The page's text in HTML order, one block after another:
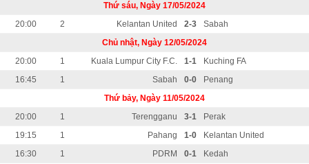
Thứ sáu, Ngày 17/05/2024
20:00
2 Kelantan United 2-3
Sabah
Chủ nhật, Ngày 12/05/2024
20:00
1 Kuala Lumpur City F.C. 1-1
Kuching FA
16:45
1 Sabah 0-0
Penang
Thứ bảy, Ngày 11/05/2024
20:00
1 Terengganu 3-1
Perak
19:15
1 Pahang 1-0
Kelantan United
16:30
1 PDRM 0-1
Kedah